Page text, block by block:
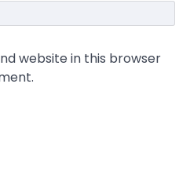
website in this browser